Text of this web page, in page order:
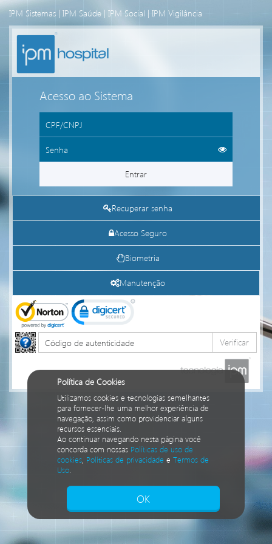
IPM Sistemas | IPM Saúde | IPM Social | IPM Vigilância
Acesso ao Sistema
Entrar
Recuperar senha
Acesso Seguro
Biometria
Manutenção
Verificar
Política de Cookies
Utilizamos cookies e tecnologias semelhantes
para fornecer-lhe uma melhor experiência de
navegação, assim como providenciar alguns
recursos essenciais.
Ao continuar navegando nesta página você
concorda com nossas Políticas de uso de
cookies, Políticas de privacidade e Termos de
Uso.
OK
Isto significa que diversos recursos
providenciados poderão não estar disponíveis.